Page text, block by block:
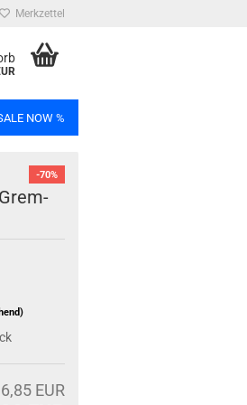
Merkzettel
NOW %
-70%
EUR